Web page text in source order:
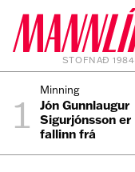
STOFNAÐ 1984
1 Minning
Jón Gunnlaugur
Sigurjónsson er
fallinn frá